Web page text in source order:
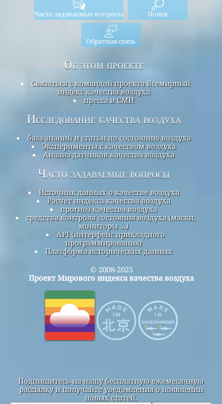
Часто задаваемые вопросы Поиск
Обратная связь
Об этом проекте
Связаться с командой проекта Всемирный
индекс качества воздуха
пресса и СМИ
Исследование качества воздуха
база знаний и статьи по состоянию воздуха
Эксперименты с качеством воздуха
Анализ датчиков качества воздуха
Часто задаваемые вопросы
Источник данных о качестве воздуха
Расчет индекса качества воздуха
прогноз качества воздуха
средства контроля состояния воздуха (маски,
мониторы ...)
API (интерфейс прикладного
программирования)
Платформа исторических данных
© 2008-2025
Проект Мирового индекса качества воздуха
Подпишитесь на нашу бесплатную ежемесячную
рассылку и получайте уведомления о появлении
новых статей.